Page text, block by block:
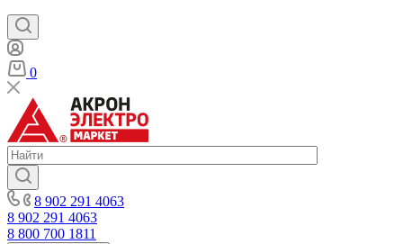
0
8 902 291 4063
8 902 291 4063
8 800 700 1811